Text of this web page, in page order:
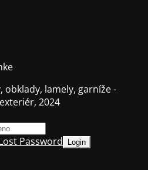
lamely, garníže -
2024
Password